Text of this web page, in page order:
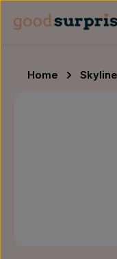
Zum Hauptinhalt
Home